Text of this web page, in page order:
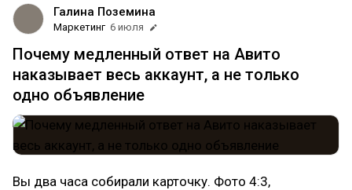
Галина Поземина
Маркетинг 6 июля
Почему медленный ответ на Авито
наказывает весь аккаунт, а не только
одно объявление
Вы два часа собирали карточку. Фото 4:3,